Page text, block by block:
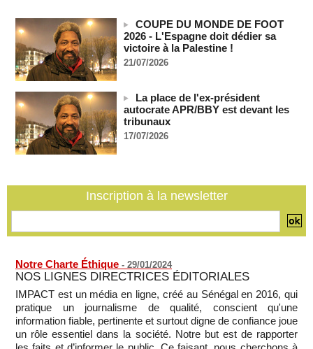
policière contre le narcotrafic
06/08/2026 -
Guinée : l'absence du président Doumbouya ravive les
tensions politiques
06/08/2026 -
Bénin: le nouveau Sénat élit son premier président
06/08/2026 -
La Centrafrique et le Cameroun apaisent les tensions après
un incident frontalier
COUPE DU MONDE DE FOOT
2026 - L'Espagne doit dédier sa
victoire à la Palestine !
21/07/2026
La place de l'ex-président
autocrate APR/BBY est devant les
tribunaux
17/07/2026
Inscription à la newsletter
Notre Charte Éthique - 29/01/2024
NOS LIGNES DIRECTRICES ÉDITORIALES
IMPACT est un média en ligne, créé au Sénégal en 2016, qui
pratique un journalisme de qualité, conscient qu'une
information fiable, pertinente et surtout digne de confiance joue
un rôle essentiel dans la société. Notre but est de rapporter